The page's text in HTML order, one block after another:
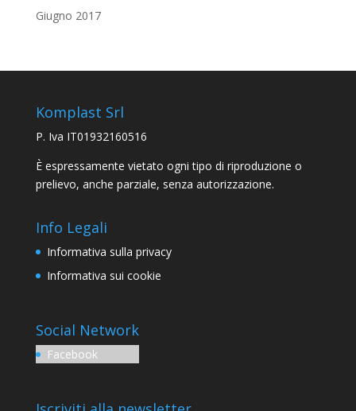
Giugno 2017
Komplast Srl
P. Iva IT01932160516
È espressamente vietato ogni tipo di riproduzione o
prelievo, anche parziale, senza autorizzazione.
Info Legali
Informativa sulla privacy
Informativa sui cookie
Social Network
Facebook